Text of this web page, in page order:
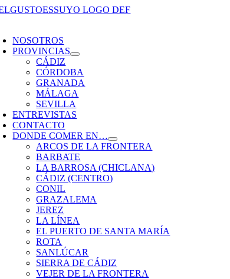
Saltar
NOSOTROS
PROVINCIAS
CÁDIZ
CÓRDOBA
GRANADA
MÁLAGA
SEVILLA
ENTREVISTAS
CONTACTO
DONDE COMER EN…
ARCOS DE LA FRONTERA
BARBATE
LA BARROSA (CHICLANA)
CÁDIZ (CENTRO)
CONIL
GRAZALEMA
JEREZ
LA LÍNEA
EL PUERTO DE SANTA MARÍA
ROTA
SANLÚCAR
SIERRA DE CÁDIZ
VEJER DE LA FRONTERA